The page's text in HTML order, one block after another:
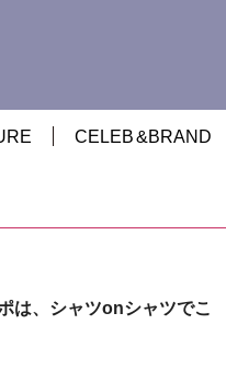
CELEB&BRAND
は、シャツonシャツでこ